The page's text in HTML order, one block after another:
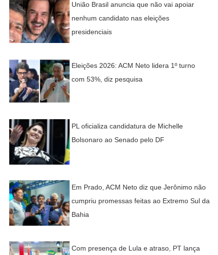
União Brasil anuncia que não vai apoiar
nenhum candidato nas eleições
presidenciais
Eleições 2026: ACM Neto lidera 1º turno
com 53%, diz pesquisa
PL oficializa candidatura de Michelle
Bolsonaro ao Senado pelo DF
Em Prado, ACM Neto diz que Jerônimo não
cumpriu promessas feitas ao Extremo Sul da
Bahia
Com presença de Lula e atraso, PT lança